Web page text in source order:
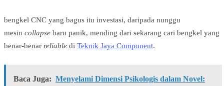
bengkel CNC yang bagus itu investasi, daripada nunggu
mesin collapse baru panik, mending dari sekarang cari bengkel yang
benar-benar reliable di Teknik Jaya Component.
Baca Juga: Menyelami Dimensi Psikologis dalam Novel: